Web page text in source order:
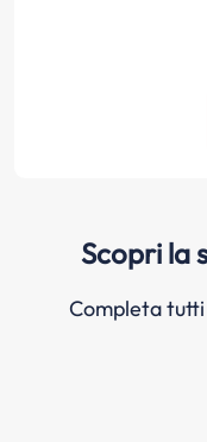
Scopri la
Completa tutti